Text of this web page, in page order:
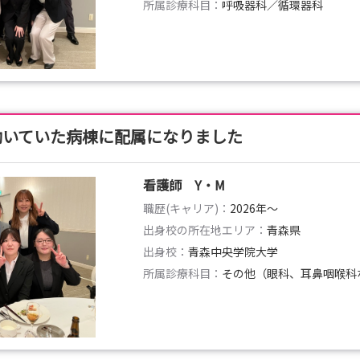
所属診療科目： 呼吸器科／循環器科
ていた病棟に配属になりました
看護師 Y・M
職歴(キャリア)： 2026年〜
出身校の所在地エリア： 青森県
出身校： 青森中央学院大学
所属診療科目： その他（眼科、耳鼻咽喉